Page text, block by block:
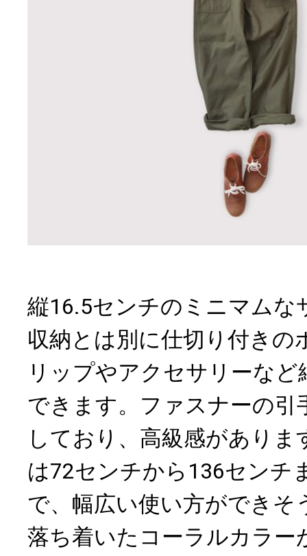
縦16.5センチのミニマムな
収納とは別に仕切り付きの
リップやアクセサリーな
できます。ファスナーの引
しており、高級感があり
は72センチから136センチ
で、幅広い使い方ができそ
落ち着いたコーラルカラー